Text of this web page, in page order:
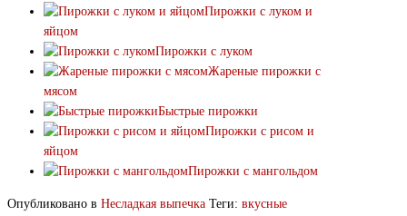
Пирожки с луком и
яйцом
Пирожки с луком
Жареные пирожки с
мясом
Быстрые пирожки
Пирожки с рисом и
яйцом
Пирожки с мангольдом
Опубликовано в Несладкая выпечка Теги: вкусные